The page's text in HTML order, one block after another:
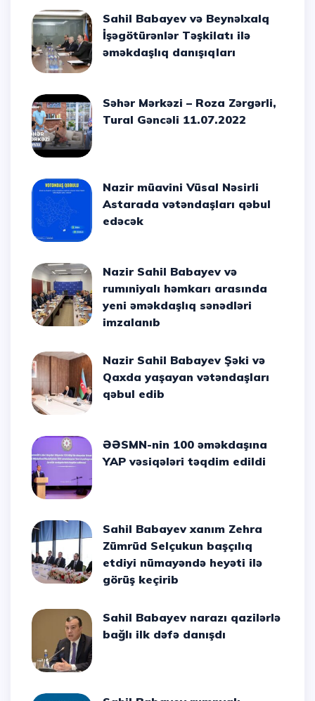
Sahil Babayev və Beynəlxalq
İşəgötürənlər Təşkilatı ilə
əməkdaşlıq danışıqları
Səhər Mərkəzi – Roza Zərgərli,
Tural Gəncəli 11.07.2022
Nazir müavini Vüsal Nəsirli
Astarada vətəndaşları qəbul
edəcək
Nazir Sahil Babayev və
rumıniyalı həmkarı arasında
yeni əməkdaşlıq sənədləri
imzalanıb
Nazir Sahil Babayev Şəki və
Qaxda yaşayan vətəndaşları
qəbul edib
ƏƏSMN-nin 100 əməkdaşına
YAP vəsiqələri təqdim edildi
Sahil Babayev xanım Zehra
Zümrüd Selçukun başçılıq
etdiyi nümayəndə heyəti ilə
görüş keçirib
Sahil Babayev narazı qazilərlə
bağlı ilk dəfə danışdı